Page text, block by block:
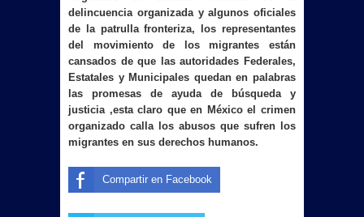
delincuencia organizada y algunos oficiales
de la patrulla fronteriza, los representantes
del movimiento de los migrantes están
cansados de que las autoridades Federales,
Estatales y Municipales quedan en palabras
las promesas de ayuda de búsqueda y
justicia ,esta claro que en México el crimen
organizado calla los abusos que sufren los
migrantes en sus derechos humanos.
Compartir en Facebook